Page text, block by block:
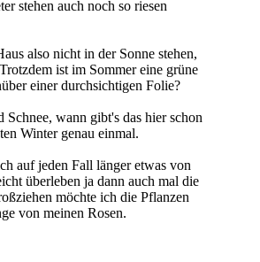
stehen auch noch so riesen
also nicht in der Sonne stehen,
ist im Sommer eine grüne
einer durchsichtigen Folie?
Schnee, wann gibt's das hier schon
Winter genau einmal.
auf jeden Fall länger etwas von
überleben ja dann auch mal die
möchte ich die Pflanzen
von meinen Rosen.